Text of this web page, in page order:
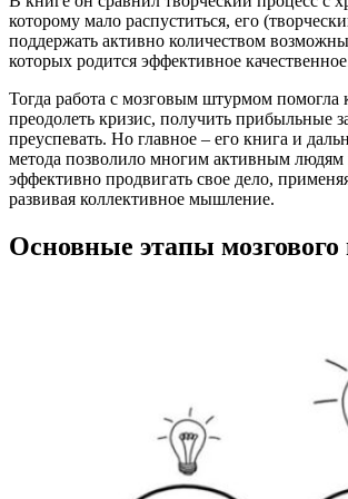
которому мало распуститься, его
поддержать активно количеством
которых родится эффективное
Тогда работа с мозговым штурмом помогла
преодолеть кризис, получить прибыльные
преуспевать. Но главное – его книга и
метода позволило многим активным людям
эффективно продвигать свое дело,
развивая коллективное мышление.
Основные этапы